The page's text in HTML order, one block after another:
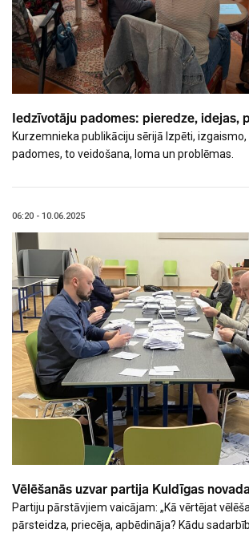
Iedzīvotāju padomes: pieredze, idejas,
Kurzemnieka publikāciju sērijā Izpēti,
padomes, to veidošana, loma un problēmas.
Vēlēšanās uzvar partija Kuldīgas
Partiju pārstāvjiem vaicājam: „Kā vērtējat
pārsteidza, priecēja, apbēdināja? Kādu
06:20 - 10.06.2025